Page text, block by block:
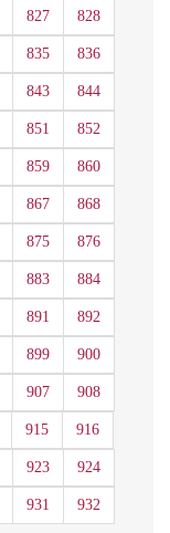
827 828
835 836
843 844
851 852
859 860
867 868
875 876
883 884
891 892
899 900
907 908
915 916
923 924
931 932